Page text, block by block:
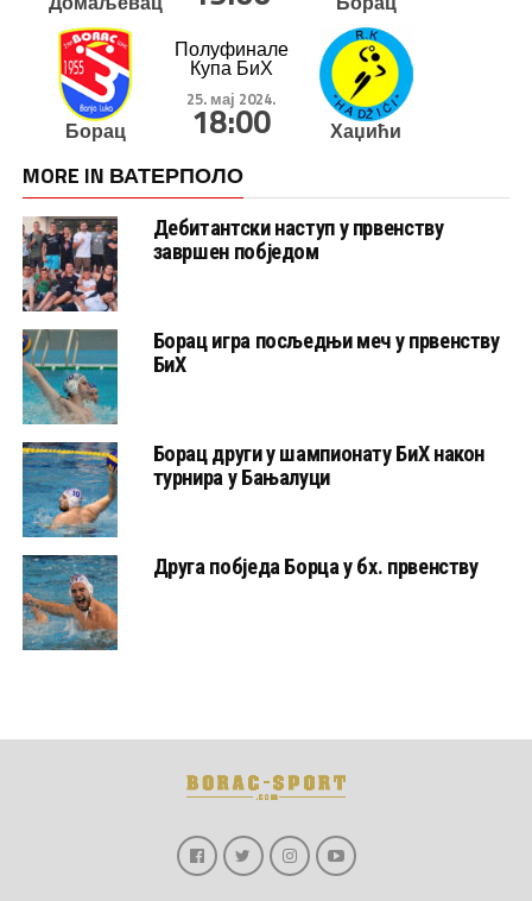
Борац
Полуфинале
Купа БиХ
25. мај 2024.
18:00 Хаџићи
MORE IN ВАТЕРПОЛО
Дебитантски наступ у првенству
завршен побједом
Борац игра посљедњи меч у првенству
БиХ
Борац други у шампионату БиХ након
турнира у Бањалуци
Друга побједа Борца у бх. првенству